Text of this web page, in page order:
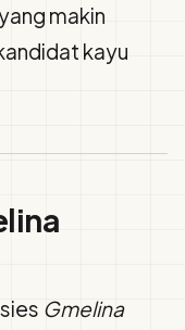
makin
kayu
Gmelina